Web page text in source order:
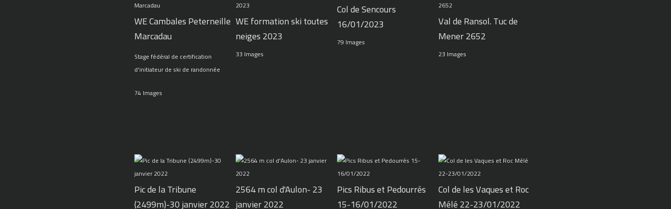
WE Cambales Peterneille
Marcadau
Stage fédéral de certification
d'initiateur de ski de randonnée
74 Images
WE formation ski toutes
neiges 2023
33 Images
Col de Sencours
16/01/2023
79 Images
Val de Ransol. Tuc de
Mener 2652
23 Images
Pic de la Tribune
(2499m)-30 janvier 2022
2564 m col d'Aulon- 23
janvier 2022
Pics Ribus et Pedourrés
15-16/01/2022
Col de les Vaques et Roc
Mélé 22-23/01/2022